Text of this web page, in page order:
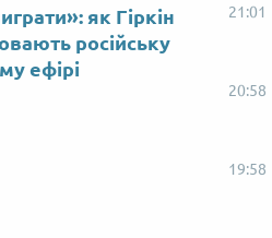
як Гіркін
російську
ефірі
21:01
20:58
19:58